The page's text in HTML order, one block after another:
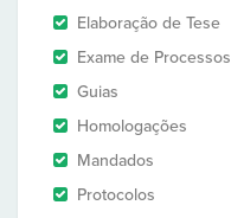
Elaboração de Tese
Exame de Processos
Guias
Homologações
Mandados
Protocolos